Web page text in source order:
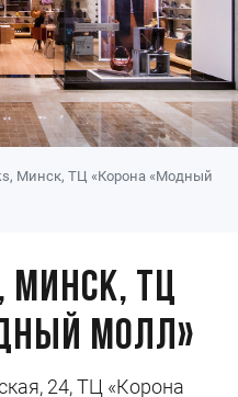
Минск, ТЦ «Корона «Модный
Минск, ТЦ
Молл»
24, ТЦ «Корона